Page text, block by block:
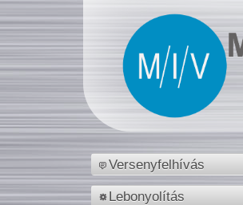
Versenyfelhívás
Lebonyolítás